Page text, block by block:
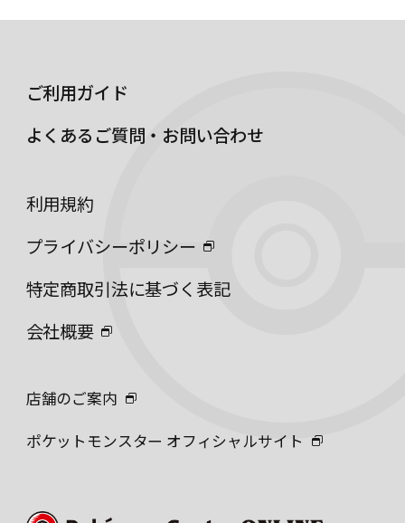
ご利用ガイド
よくあるご質問・お問い合わせ
利用規約
プライバシーポリシー
特定商取引法に基づく表記
会社概要
店舗のご案内
ポケットモンスター オフィシャルサイト